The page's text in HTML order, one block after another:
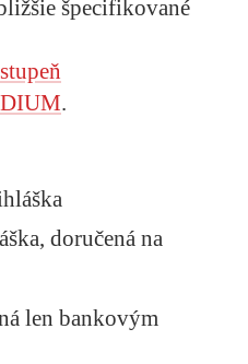
špecifikované
.
doručená na
len bankovým